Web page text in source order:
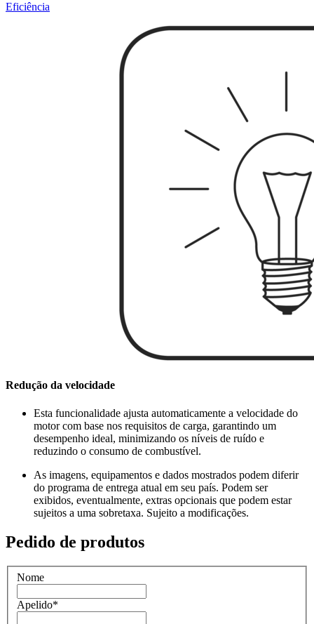
Eficiência
Redução da velocidade
Esta funcionalidade ajusta automaticamente a velocidade do
motor com base nos requisitos de carga, garantindo um
desempenho ideal, minimizando os níveis de ruído e
reduzindo o consumo de combustível.
As imagens, equipamentos e dados mostrados podem diferir
do programa de entrega atual em seu país. Podem ser
exibidos, eventualmente, extras opcionais que podem estar
sujeitos a uma sobretaxa. Sujeito a modificações.
Pedido de produtos
Nome
Apelido*